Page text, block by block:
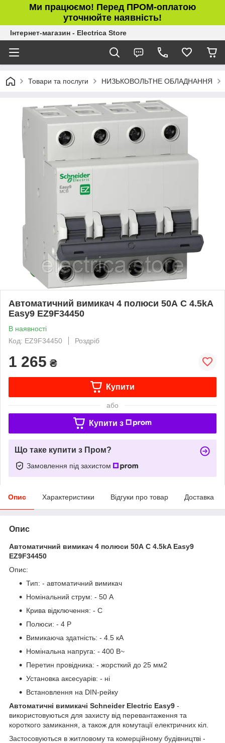
Ми працюємо! Перед ПРОМ-оплатою
уточнюйте наявність!
Інтернет-магазин - Electrica Store
Товари та послуги НИЗЬКОВОЛЬТНЕ ОБЛАДНАННЯ
Автоматичний вимикач 4 полюси 50А C 4.5kA
Easy9 EZ9F34450
В наявності
Код: EZ9F34450
Роздріб
1 265 ₴
Купити
або
Купити з
Що таке купити з Пром?
Замовлення під захистом
Опис Характеристики Відгуки про товар Доставка
Опис
Автоматичний вимикач 4 полюси 50А C 4.5kA Easy9
EZ9F34450
Опис:
Тип: - автоматичний вимикач
Номінальний струм: - 50 А
Крива відключення: - C
Полюси: - 4 P
Вимикаюча здатність: - 4.5 кА
Номінальна напруга: - 400 В~
Перетин провідника: - жорсткий до 25 мм2
Установка аксесуарів: - ні
Встановлення на DIN-рейку
Автоматичні вимикачі Schneider Electric Easy9 -
використовуються для захисту від перевантаження та
короткого замикання, а також для комутації електричних кіл.
Застосовуються в житловому та комерційному будівництві -